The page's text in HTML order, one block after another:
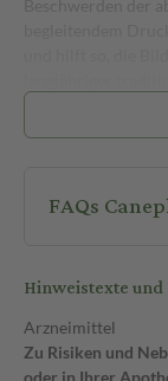
sprich
Zu den häufigen
oder Schwellungen
Präparat absetzen
Hinweistexte
Arzneimittel
Zu Risiken und
oder in Ihrer